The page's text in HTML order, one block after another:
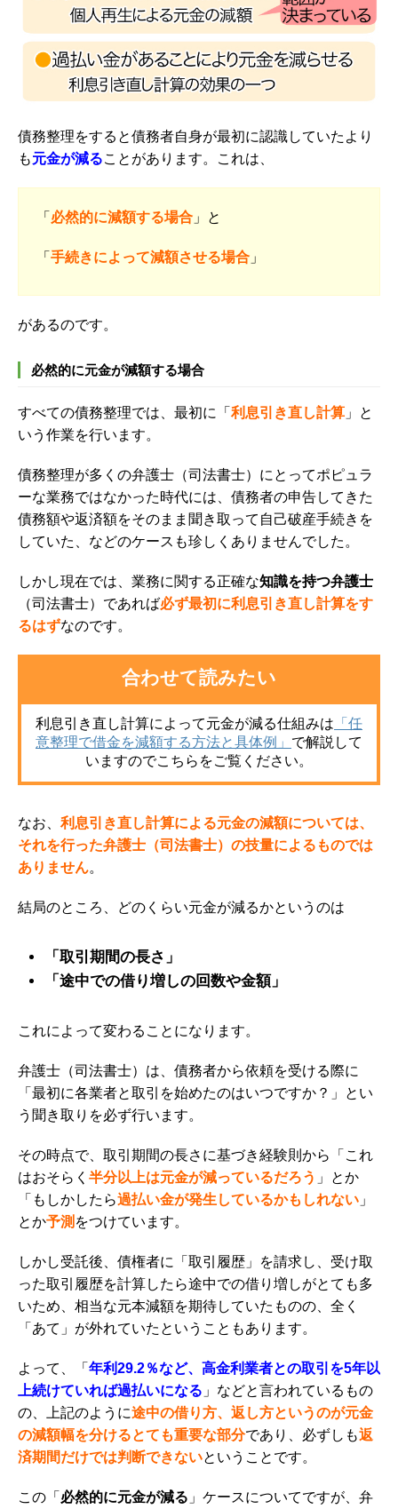
債務整理をすると債務者自身が最初に認識していたより
も元金が減ることがあります。これは、
「 必然的に減額する場合 」と
「 手続きによって減額させる場合 」
があるのです。
必然的に元金が減額する場合
すべての債務整理では、最初に「 利息引き直し計算 」と
いう作業を行います。
債務整理が多くの弁護士（司法書士）にとってポピュラ
ーな業務ではなかった時代には、債務者の申告してきた
債務額や返済額をそのまま聞き取って自己破産手続きを
していた、などのケースも珍しくありませんでした。
しかし現在では、業務に関する正確な知識を持つ弁護士
（司法書士）であれば必ず最初に利息引き直し計算をす
るはずなのです。
合わせて読みたい
利息引き直し計算によって元金が減る仕組みは 「任
意整理で借金を減額する方法と具体例」 で解説して
いますのでこちらをご覧ください。
なお、 利息引き直し計算による元金の減額については、
それを行った弁護士（司法書士）の技量によるものでは
ありません。
結局のところ、どのくらい元金が減るかというのは
「取引期間の長さ」
「途中での借り増しの回数や金額」
これによって変わることになります。
弁護士（司法書士）は、債務者から依頼を受ける際に
「最初に各業者と取引を始めたのはいつですか？」とい
う聞き取りを必ず行います。
その時点で、取引期間の長さに基づき経験則から「これ
はおそらく 半分以上は元金が減っているだろう 」とか
「もしかしたら過払い金が発生しているかもしれない 」
とか予測 をつけています。
しかし受託後、債権者に「取引履歴」を請求し、受け取
った取引履歴を計算したら途中での借り増しがとても多
いため、相当な元本減額を期待していたものの、全く
「あて」が外れていたということもあります。
よって、「 年利29.2％など、高金利業者との取引を5年以
上続けていれば過払いになる 」などと言われているもの
の、上記のように途中の借り方、返し方というのが元金
の減額幅を分けるとても重要な部分であり、必ずしも返
済期間だけでは判断できないということです。
この「 必然的に元金が減る 」ケースについてですが、弁